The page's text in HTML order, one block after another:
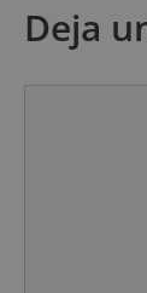
Deja